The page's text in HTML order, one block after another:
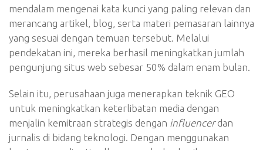
mendalam mengenai kata kunci yang paling relevan dan
merancang artikel, blog, serta materi pemasaran lainnya
yang sesuai dengan temuan tersebut. Melalui
pendekatan ini, mereka berhasil meningkatkan jumlah
pengunjung situs web sebesar 50% dalam enam bulan.
Selain itu, perusahaan juga menerapkan teknik GEO
untuk meningkatkan keterlibatan media dengan
menjalin kemitraan strategis dengan influencerdan
jurnalis di bidang teknologi. Dengan menggunakan